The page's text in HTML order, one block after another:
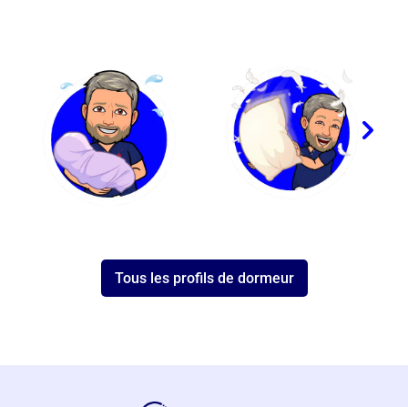
Tous les profils de dormeur